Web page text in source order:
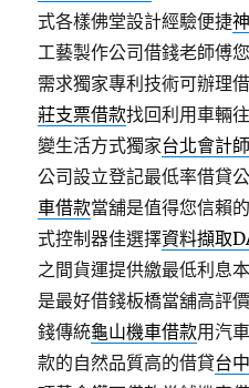
式各樣佛堂設計經驗便捷
工藝製作公司借錢老師傅
需求獨家專利技術可辦理
莊支票借款找回利用車輛
變生活方式獨家台北會計
公司設立登記最低率借貸
車借款當舖是值得您信賴
式控制器佳選擇資料擷取
之間貨運提供繳最低利息
是最好借錢板橋當舖高評
錢傳統龜山機車借款用汽
款的自然品質高的借貸台